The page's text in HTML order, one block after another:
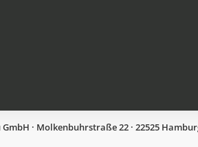
· Molkenbuhrstraße 22 · 22525